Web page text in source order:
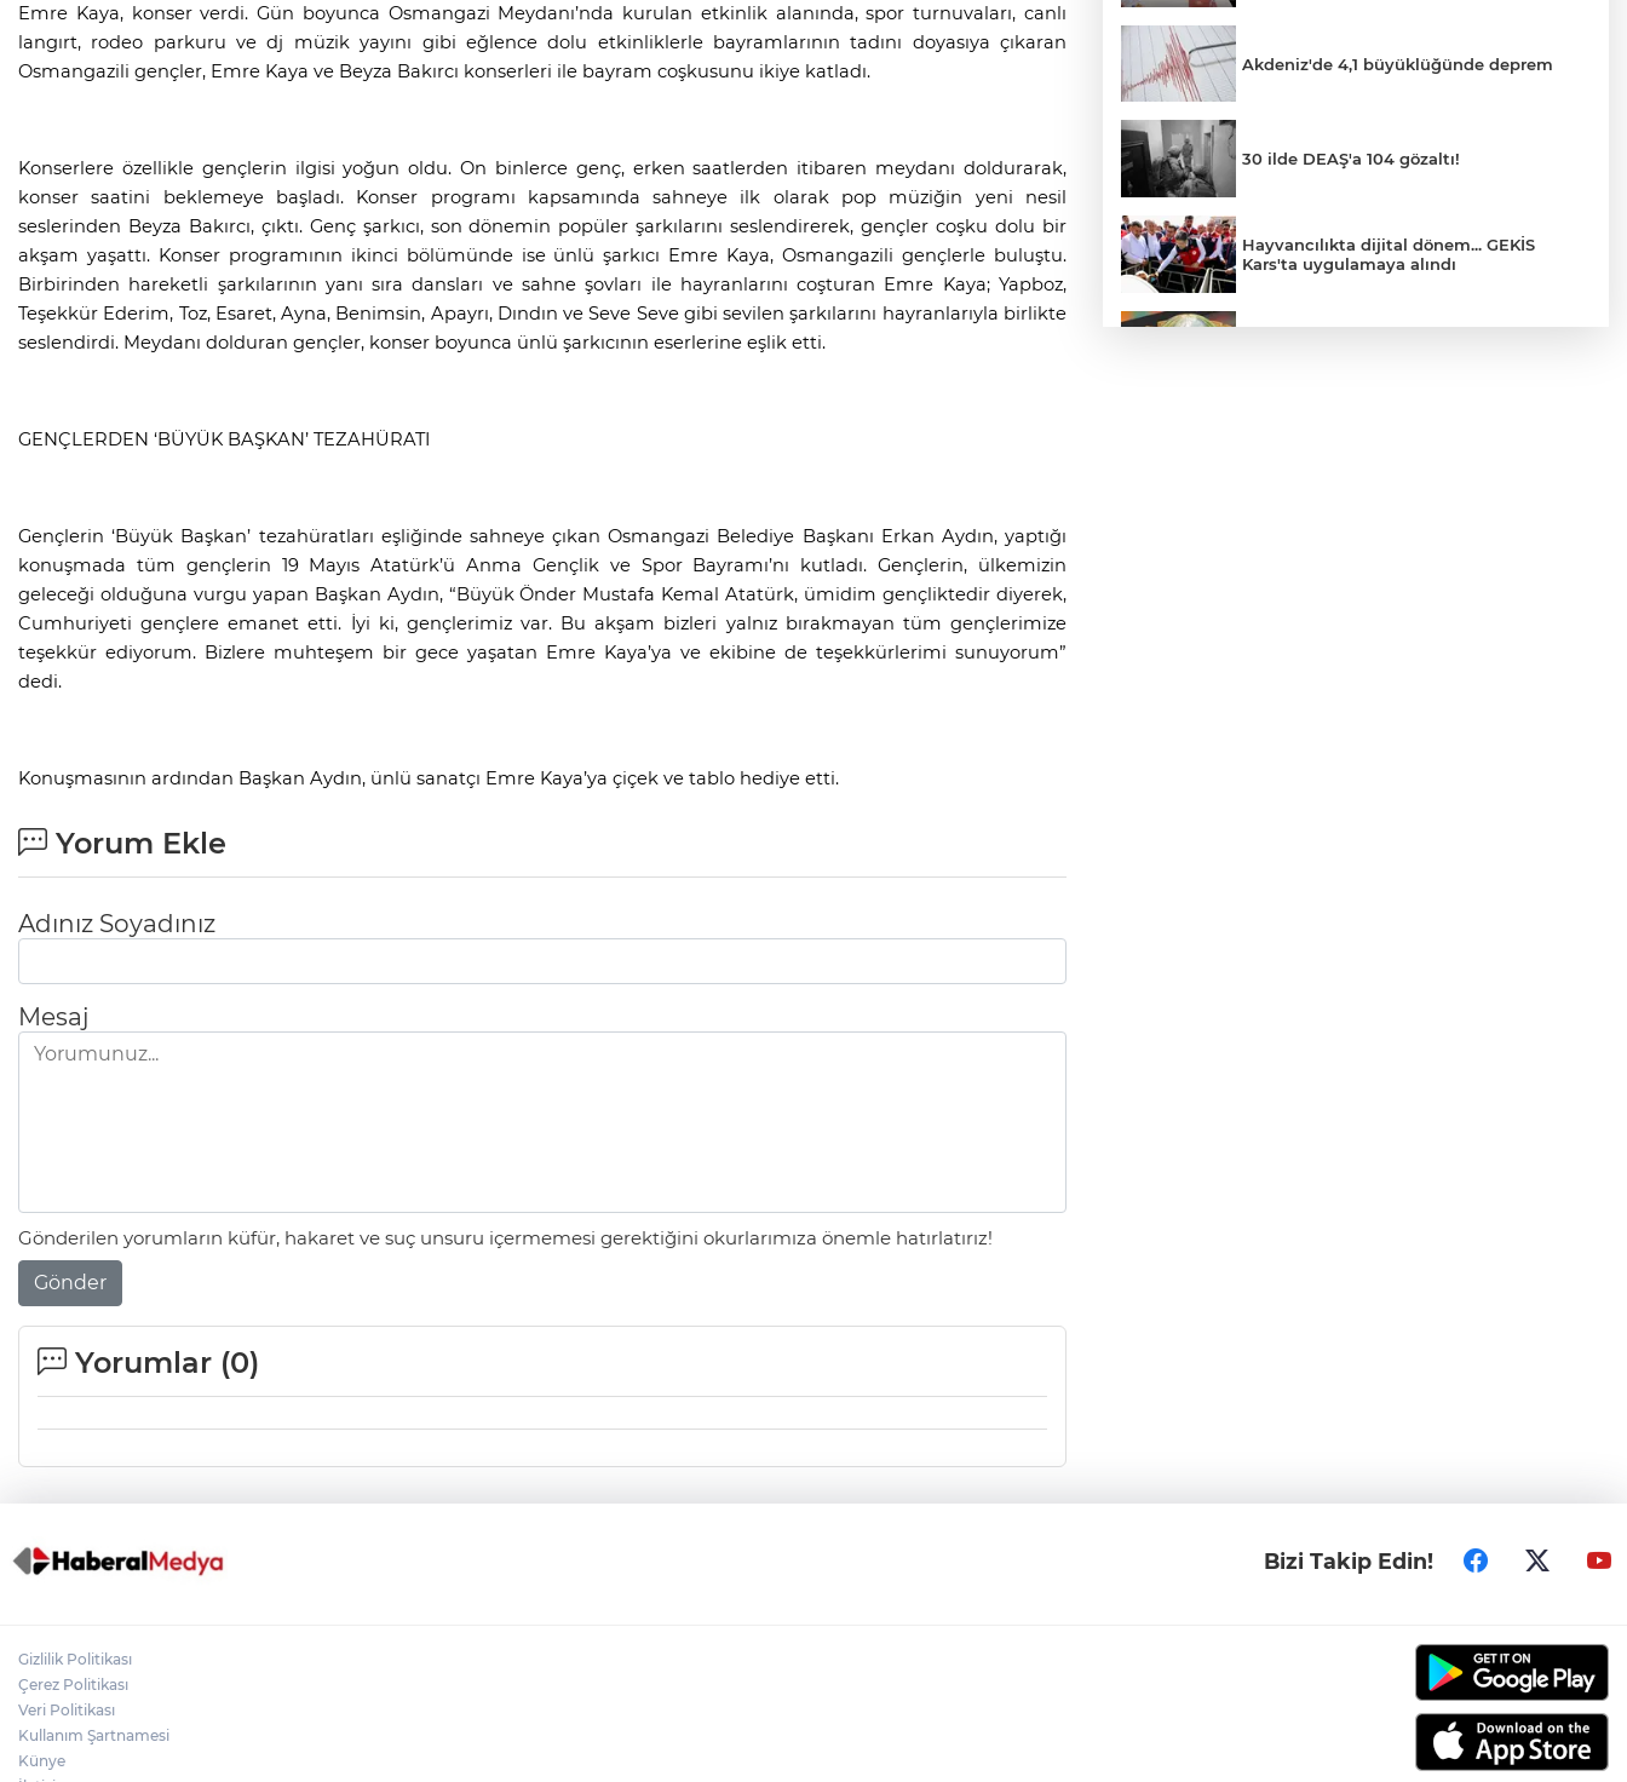
Emre Kaya, konser verdi. Gün boyunca Osmangazi Meydanı’nda kurulan etkinlik alanında, spor turnuvaları, canlı
langırt, rodeo parkuru ve dj müzik yayını gibi eğlence dolu etkinliklerle bayramlarının tadını doyasıya çıkaran
Osmangazili gençler, Emre Kaya ve Beyza Bakırcı konserleri ile bayram coşkusunu ikiye katladı.
Konserlere özellikle gençlerin ilgisi yoğun oldu. On binlerce genç, erken saatlerden itibaren meydanı doldurarak,
konser saatini beklemeye başladı. Konser programı kapsamında sahneye ilk olarak pop müziğin yeni nesil
seslerinden Beyza Bakırcı, çıktı. Genç şarkıcı, son dönemin popüler şarkılarını seslendirerek, gençler coşku dolu bir
akşam yaşattı. Konser programının ikinci bölümünde ise ünlü şarkıcı Emre Kaya, Osmangazili gençlerle buluştu.
Birbirinden hareketli şarkılarının yanı sıra dansları ve sahne şovları ile hayranlarını coşturan Emre Kaya; Yapboz,
Teşekkür Ederim, Toz, Esaret, Ayna, Benimsin, Apayrı, Dındın ve Seve Seve gibi sevilen şarkılarını hayranlarıyla birlikte
seslendirdi. Meydanı dolduran gençler, konser boyunca ünlü şarkıcının eserlerine eşlik etti.
GENÇLERDEN ‘BÜYÜK BAŞKAN’ TEZAHÜRATI
Gençlerin ‘Büyük Başkan’ tezahüratları eşliğinde sahneye çıkan Osmangazi Belediye Başkanı Erkan Aydın, yaptığı
konuşmada tüm gençlerin 19 Mayıs Atatürk’ü Anma Gençlik ve Spor Bayramı’nı kutladı. Gençlerin, ülkemizin
geleceği olduğuna vurgu yapan Başkan Aydın, “Büyük Önder Mustafa Kemal Atatürk, ümidim gençliktedir diyerek,
Cumhuriyeti gençlere emanet etti. İyi ki, gençlerimiz var. Bu akşam bizleri yalnız bırakmayan tüm gençlerimize
teşekkür ediyorum. Bizlere muhteşem bir gece yaşatan Emre Kaya’ya ve ekibine de teşekkürlerimi sunuyorum”
dedi.
Konuşmasının ardından Başkan Aydın, ünlü sanatçı Emre Kaya’ya çiçek ve tablo hediye etti.
Yorum Ekle
Adınız Soyadınız
Mesaj
Gönderilen yorumların küfür, hakaret ve suç unsuru içermemesi gerektiğini okurlarımıza önemle hatırlatırız!
Gönder
Yorumlar (0)
Akdeniz'de 4,1 büyüklüğünde deprem
30 ilde DEAŞ'a 104 gözaltı!
Hayvancılıkta dijital dönem... GEKİS
Kars'ta uygulamaya alındı
Bizi Takip Edin!
Gizlilik Politikası
Çerez Politikası
Veri Politikası
Kullanım Şartnamesi
Künye